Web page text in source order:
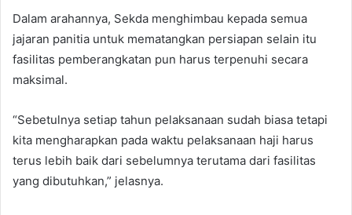
Dalam arahannya, Sekda menghimbau kepada semua
jajaran panitia untuk mematangkan persiapan selain itu
fasilitas pemberangkatan pun harus terpenuhi secara
maksimal.
“Sebetulnya setiap tahun pelaksanaan sudah biasa tetapi
kita mengharapkan pada waktu pelaksanaan haji harus
terus lebih baik dari sebelumnya terutama dari fasilitas
yang dibutuhkan,” jelasnya.